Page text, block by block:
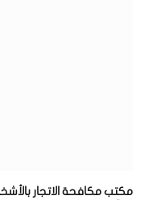
مكتب مكافحة الاتجار